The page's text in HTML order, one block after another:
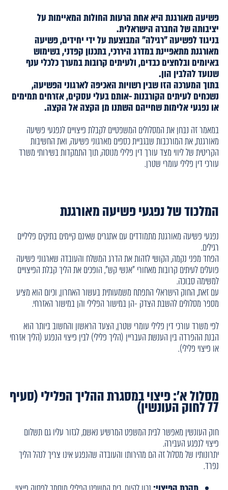
פשיעה מאורגנת היא אחת הרעות החולות המאיימות על
יציבותה של החברה הישראלית.
בניגוד לפשיעה "רגילה" המבוצעת על ידי יחידים, פשיעה
מאורגנת מתאפיינת במדרג היררכי, בתכנון קפדני, בשימוש
באיומים ובלחצים כבדים, ולעיתים קרובות במערך כלכלי ענף
שנועד להלבין הון.
בתוך המערכה הזו שבין רשויות האכיפה לארגוני הפשיעה,
נשכחים לעיתים הקורבנות -אותם בעלי עסקים, אזרחים תמימים
או נפגעי אלימות שחייהם השתנו מן הקצה אל הקצה.
במאמר זה נבחן את המסלולים המשפטיים לקבלת פיצויים לנפגעי פשיעה
מאורגנת, את המורכבות שבגביית כספים מארגוני פשיעה, ואת החשיבות
הקריטית של ליווי מצד עורך דין פלילי מנוסה, תוך התמקדות בשירותי משרד
עורכי דין פלילי עומרי שטרן.
המלכוד של נפגעי פשיעה מאורגנת
נפגעי פשיעה מאורגנת מתמודדים עם אתגרים שאינם קיימים בתיקים פליליים
רגילים.
הפחד מפני נקמה, הקושי לזהות את הדרג המשלח והעובדה שארגוני פשיעה
פועלים לעיתים קרובות מאחורי "אנשי קש", הופכים את הליך קבלת הפיצויים
למשימה סבוכה.
עם זאת, החוק הישראלי התפתח משמעותית בעשור האחרון, וכיום הוא מציע
מספר מסלולים להשבת הצדק -הן במישור הפלילי והן במישור האזרחי.
לפי משרד עורכי דין פלילי עומרי שטרן, הצעד הראשון והחשוב ביותר הוא
הבנת ההפרדה בין הענשת העבריין (הליך פלילי) לבין פיצוי הנפגע (הליך אזרחי
או פיצוי פלילי).
מסלול א': פיצוי במסגרת ההליך הפלילי (סעיף
77 לחוק העונשין)
חוק העונשין מאפשר לבית המשפט המרשיע נאשם, לגזור עליו גם תשלום
פיצוי לנפגע העבירה.
יתרונותיו של מסלול זה הם מהירותו והעובדה שהנפגע אינו צריך לנהל הליך
נפרד.